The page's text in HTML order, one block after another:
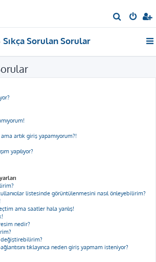
r
Sıkça Sorulan Sorular
artık giriş yapamıyorum?!
yapılıyor?
listesinde görüntülenmesini nasıl önleyebilirim?
ama saatler hala yanlış!
nedir?
değiştirebilirim?
tıklayınca neden giriş yapmam isteniyor?